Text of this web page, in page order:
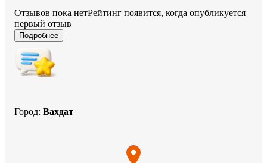
Отзывов пока нетРейтинг появится, когда опубликуется
первый отзыв
Подробнее
Город: Вахдат